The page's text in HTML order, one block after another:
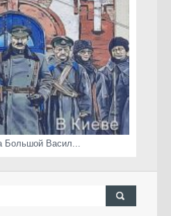
Большой Васил...